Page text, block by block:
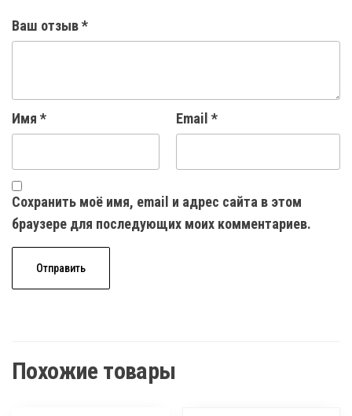
Ваш отзыв*
Имя * Email *
Сохранить моё имя, email и адрес сайта в этом
браузере для последующих моих комментариев.
Похожие товары